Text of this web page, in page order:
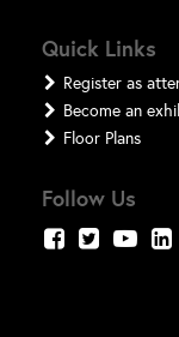
Quick Links
Register as
Become an
Floor Plans
Follow Us